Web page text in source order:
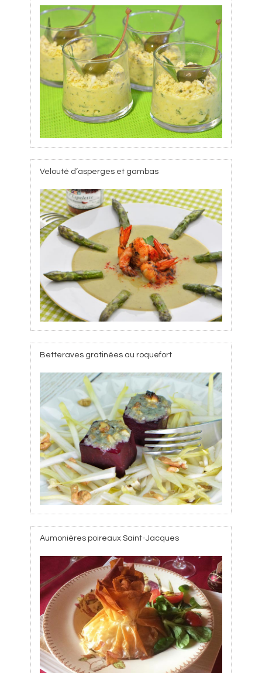
Velouté d’asperges et gambas
Betteraves gratinées au roquefort
Aumonières poireaux Saint-Jacques